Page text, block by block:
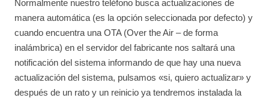
Normalmente nuestro teléfono busca actualizaciones de
manera automática (es la opción seleccionada por defecto) y
cuando encuentra una OTA (Over the Air – de forma
inalámbrica) en el servidor del fabricante nos saltará una
notificación del sistema informando de que hay una nueva
actualización del sistema, pulsamos «si, quiero actualizar» y
después de un rato y un reinicio ya tendremos instalada la